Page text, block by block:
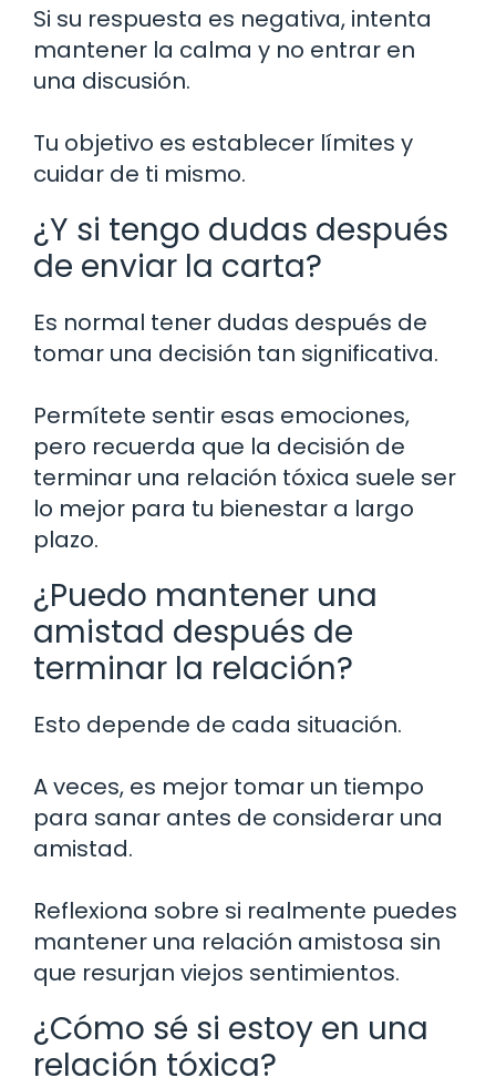
Si su respuesta es negativa, intenta
mantener la calma y no entrar en
una discusión.
Tu objetivo es establecer límites y
cuidar de ti mismo.
¿Y si tengo dudas después
de enviar la carta?
Es normal tener dudas después de
tomar una decisión tan significativa.
Permítete sentir esas emociones,
pero recuerda que la decisión de
terminar una relación tóxica suele ser
lo mejor para tu bienestar a largo
plazo.
¿Puedo mantener una
amistad después de
terminar la relación?
Esto depende de cada situación.
A veces, es mejor tomar un tiempo
para sanar antes de considerar una
amistad.
Reflexiona sobre si realmente puedes
mantener una relación amistosa sin
que resurjan viejos sentimientos.
¿Cómo sé si estoy en una
relación tóxica?